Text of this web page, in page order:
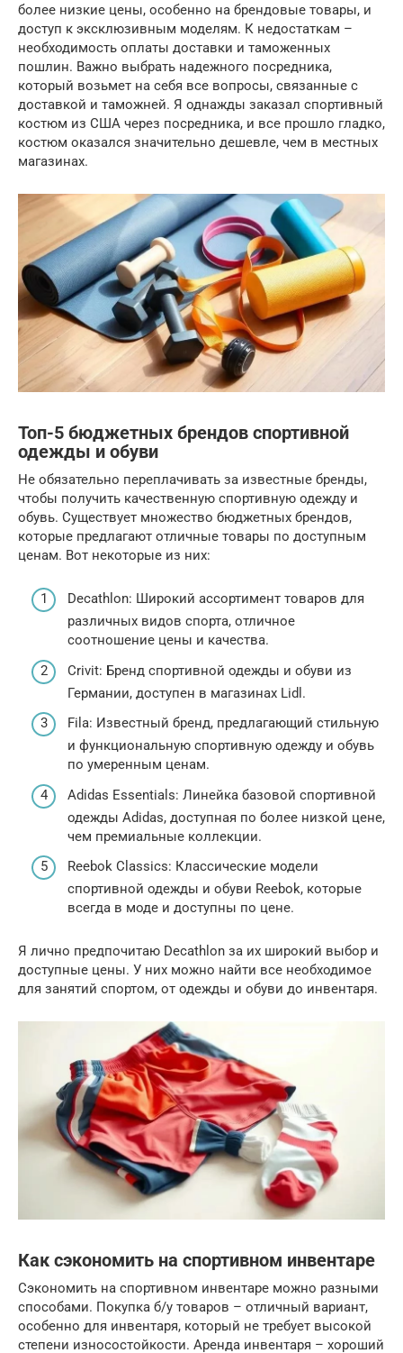
более низкие цены, особенно на брендовые товары, и
доступ к эксклюзивным моделям. К недостаткам –
необходимость оплаты доставки и таможенных
пошлин. Важно выбрать надежного посредника,
который возьмет на себя все вопросы, связанные с
доставкой и таможней. Я однажды заказал спортивный
костюм из США через посредника, и все прошло гладко,
костюм оказался значительно дешевле, чем в местных
магазинах.
Топ-5 бюджетных брендов спортивной
одежды и обуви
Не обязательно переплачивать за известные бренды,
чтобы получить качественную спортивную одежду и
обувь. Существует множество бюджетных брендов,
которые предлагают отличные товары по доступным
ценам. Вот некоторые из них:
Decathlon: Широкий ассортимент товаров для
различных видов спорта, отличное
соотношение цены и качества.
Crivit: Бренд спортивной одежды и обуви из
Германии, доступен в магазинах Lidl.
Fila: Известный бренд, предлагающий стильную
и функциональную спортивную одежду и обувь
по умеренным ценам.
Adidas Essentials: Линейка базовой спортивной
одежды Adidas, доступная по более низкой цене,
чем премиальные коллекции.
Reebok Classics: Классические модели
спортивной одежды и обуви Reebok, которые
всегда в моде и доступны по цене.
Я лично предпочитаю Decathlon за их широкий выбор и
доступные цены. У них можно найти все необходимое
для занятий спортом, от одежды и обуви до инвентаря.
Как сэкономить на спортивном инвентаре
Сэкономить на спортивном инвентаре можно разными
способами. Покупка б/у товаров – отличный вариант,
особенно для инвентаря, который не требует высокой
степени износостойкости. Аренда инвентаря – хороший